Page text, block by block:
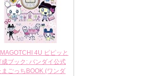
4U ピピッと
成ブック: バンダイ公式
まごっちBOOK (ワンダ